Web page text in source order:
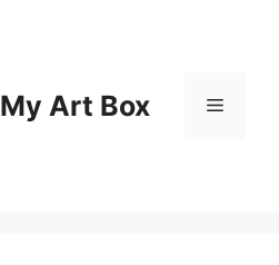
My Art Box Menu